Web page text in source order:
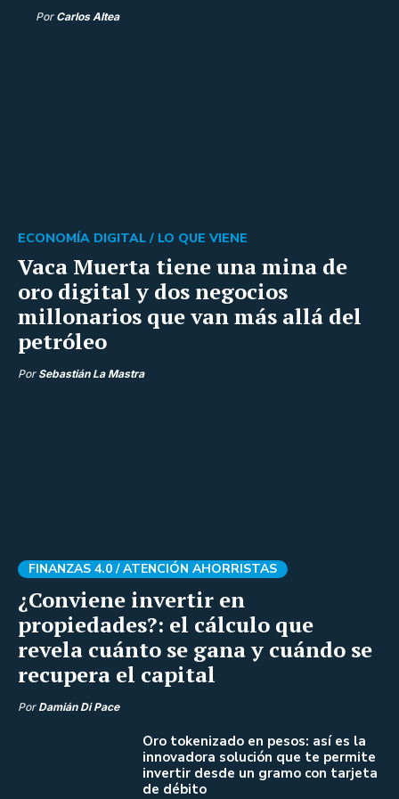
Por Carlos Altea
Vaca Muerta tiene una mina de
oro digital y dos negocios
millonarios que van más allá del
petróleo
ECONOMÍA DIGITAL / LO QUE VIENE
Por Sebastián La Mastra
¿Conviene invertir en
propiedades?: el cálculo que
revela cuánto se gana y cuándo se
recupera el capital
FINANZAS 4.0 /ATENCIÓN AHORRISTAS
Por Damián Di Pace
Oro tokenizado en pesos: así es la
innovadora solución que te permite
invertir desde un gramo con tarjeta
de débito